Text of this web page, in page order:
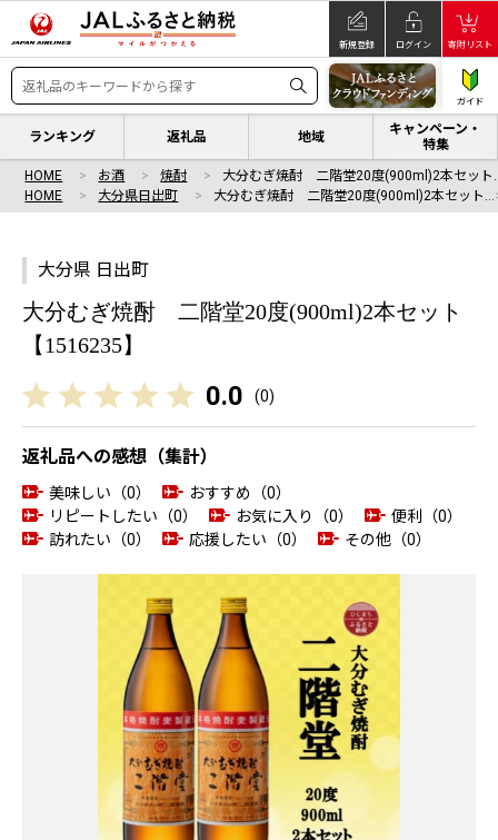
新規登録 ログイン 寄附リスト
ガイド
ランキング 返礼品 地域
キャンペーン・
特集
HOME お酒 焼酎
大分むぎ焼酎 二階堂20度(900ml)2本セッ
HOME
大分県日出町 大分むぎ焼酎 二階堂20度(900ml)2本セット…
大分県 日出町
大分むぎ焼酎 二階堂20度(900ml)2本セット
【1516235】
0.0 (0)
返礼品への感想（集計）
美味しい（0）
おすすめ（0）
リピートしたい（0）
お気に入り（0）
便利（0）
訪れたい（0）
応援したい（0） その他（0）